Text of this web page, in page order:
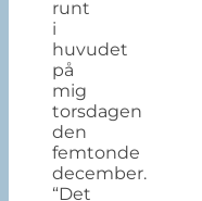
runt
i
huvudet
på
mig
torsdagen
den
femtonde
december.
“Det